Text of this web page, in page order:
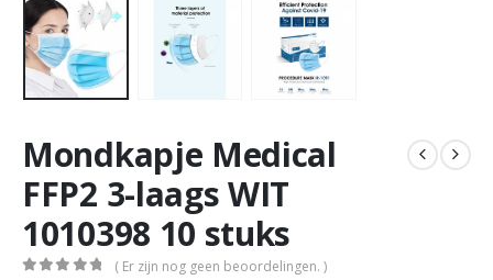
Mondkapje Medical
FFP2 3-laags WIT
1010398 10 stuks
( Er zijn nog geen beoordelingen. )